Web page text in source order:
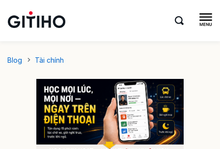
Blog Tài chính